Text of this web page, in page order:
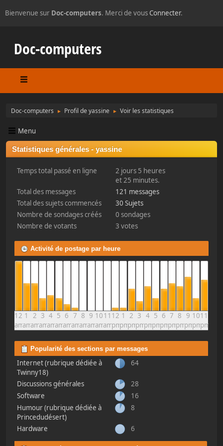
Bienvenue sur Doc-computers. Merci de vousConnecter.
Doc-computers
Doc-computers ► Profil de yassine ► Voir les statistiques
Menu
Statistiques générales - yassine
Temps total passé en ligne
2 jours 5 heures
et 25 minutes.
Total des messages
121 messages
Total des sujets commencés
30 Sujets
Nombre de sondages créés
0 sondages
Nombre de votants
3 votes
Activité de postage par heure
12
am
1
am
2
am
3
am
4
am
5
am
6
am
7
am
8
am
9
am
10
am
11
am
12
pm
1
pm
2
pm
3
pm
4
pm
5
pm
6
pm
7
pm
8
pm
9
pm
10
pm
11
pm
Popularité des sections par messages
Internet (rubrique dédiée à
Twinny18)
64
Discussions générales
28
Software
16
Humour (rubrique dédiée à
Princedudésert)
8
Hardware 6